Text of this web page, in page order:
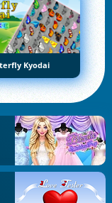
Kyodai